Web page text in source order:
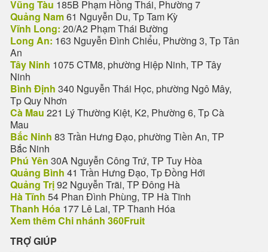
Vũng Tàu 185B Phạm Hồng Thái, Phường 7
Quảng Nam61 Nguyễn Du, Tp Tam Kỳ
Vĩnh Long: 20/A2 Phạm Thái Bường
Long An: 163 Nguyễn Đình Chiểu, Phường 3, Tp Tân
An
Tây Ninh 1075 CTM8, phường Hiệp Ninh, TP Tây
Ninh
Bình Định 340 Nguyễn Thái Học, phường Ngô Mây,
Tp Quy Nhơn
Cà Mau 221 Lý Thường Kiệt, K2, Phường 6, Tp Cà
Mau
Bắc Ninh 83 Trần Hưng Đạo, phường Tiền An, TP
Bắc Ninh
Phú Yên 30A Nguyễn Công Trứ, TP Tuy Hòa
Quảng Bình 41 Trần Hưng Đạo, Tp Đồng Hới
Quảng Trị92 Nguyễn Trãi, TP Đông Hà
Hà Tĩnh 54 Phan Đình Phùng, TP Hà Tĩnh
Thanh Hóa 177 Lê Lai, TP Thanh Hóa
Xem thêm Chi nhánh 360Fruit
TRỢ GIÚP